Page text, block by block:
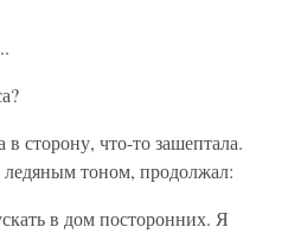
сторону, что-то зашептала.
тоном, продолжал:
в дом посторонних. Я